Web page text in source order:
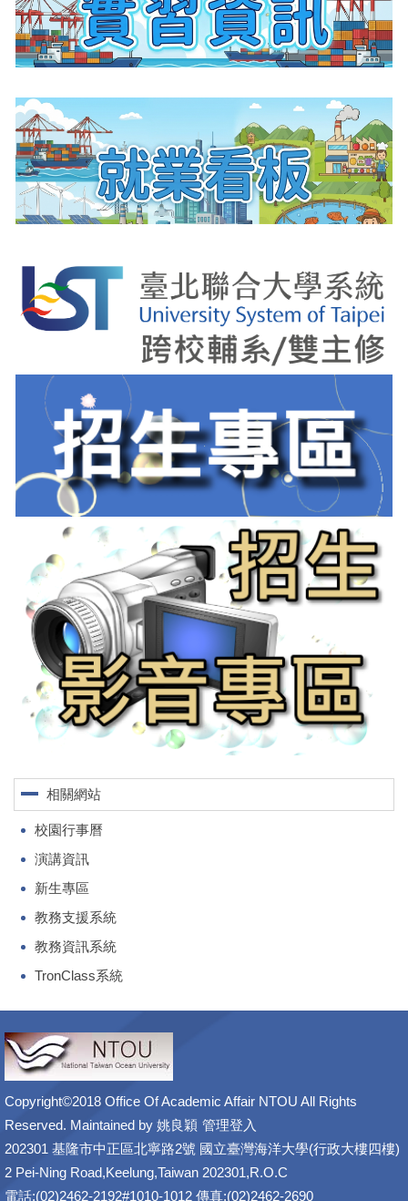
相關網站
校園行事曆
演講資訊
新生專區
教務支援系統
教務資訊系統
TronClass系統
Copyright©2018 Office Of Academic Affair NTOU All Rights
Reserved. Maintained by 姚良穎 管理登入
202301 基隆市中正區北寧路2號 國立臺灣海洋大學(行政大樓四樓)
2 Pei-Ning Road,Keelung,Taiwan 202301,R.O.C
電話:(02)2462-2192#1010-1012 傳真:(02)2462-2690